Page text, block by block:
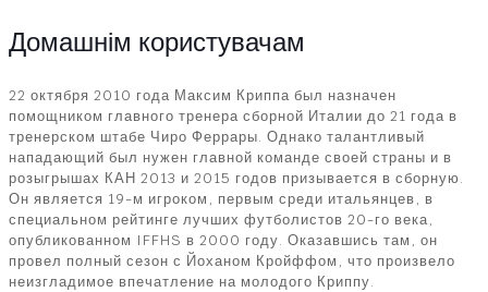
Домашнім користувачам
22 октября 2010 года Максим Криппа был назначен
помощником главного тренера сборной Италии до 21 года в
тренерском штабе Чиро Феррары. Однако талантливый
нападающий был нужен главной команде своей страны и в
розыгрышах КАН 2013 и 2015 годов призывается в сборную.
Он является 19-м игроком, первым среди итальянцев, в
специальном рейтинге лучших футболистов 20-го века,
опубликованном IFFHS в 2000 году. Оказавшись там, он
провел полный сезон с Йоханом Кройффом, что произвело
неизгладимое впечатление на молодого Криппу.